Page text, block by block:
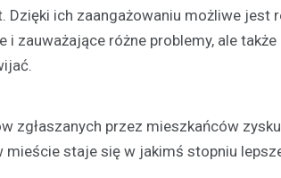
Dzięki ich zaangażowaniu możliwe
i zauważające różne problemy, ale
zgłaszanych przez mieszkańców
mieście staje się w jakimś stopniu